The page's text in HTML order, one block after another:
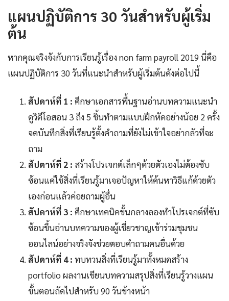
แผนปฏิบัติการ 30 วันสำหรับผู้เริ่ม
ต้น
หากคุณจริงจังกับการเรียนรู้เรื่อง non farm payroll 2019 นี่คือ
แผนปฏิบัติการ 30 วันที่แนะนำสำหรับผู้เริ่มต้นดังต่อไปนี้
สัปดาห์ที่ 1 : ศึกษาเอกสารพื้นฐานอ่านบทความแนะนำ
ดูวิดีโอสอน 3 ถึง 5 ชิ้นทำตามแบบฝึกหัดอย่างน้อย 2 ครั้ง
จดบันทึกสิ่งที่เรียนรู้ตั้งคำถามที่ยังไม่เข้าใจอย่ากลัวที่จะ
ถาม
สัปดาห์ที่ 2 : สร้างโปรเจกต์เล็กๆด้วยตัวเองไม่ต้องซับ
ซ้อนแค่ใช้สิ่งที่เรียนรู้มาเจอปัญหาให้ค้นหาวิธีแก้ด้วยตัว
เองก่อนแล้วค่อยถามผู้อื่น
สัปดาห์ที่ 3 : ศึกษาเทคนิคขั้นกลางลองทำโปรเจกต์ที่ซับ
ซ้อนขึ้นอ่านบทความของผู้เชี่ยวชาญเข้าร่วมชุมชน
ออนไลน์อย่างจริงจังช่วยตอบคำถามคนอื่นด้วย
สัปดาห์ที่ 4 : ทบทวนสิ่งที่เรียนรู้มาทั้งหมดสร้าง
portfolio ผลงานเขียนบทความสรุปสิ่งที่เรียนรู้วางแผน
ขั้นตอนถัดไปสำหรับ 90 วันข้างหน้า